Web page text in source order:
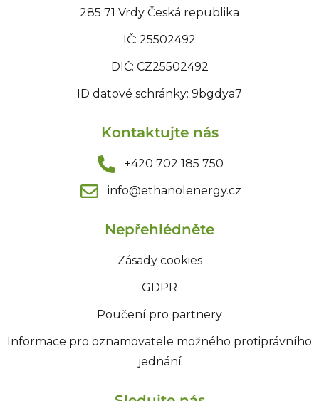
285 71 Vrdy Česká republika
IČ: 25502492
DIČ: CZ25502492
ID datové schránky: 9bgdya7
Kontaktujte nás
+420 702 185 750
info@ethanolenergy.cz​
Nepřehlédněte
Zásady cookies
GDPR
Poučení pro partnery
Informace pro oznamovatele možného protiprávního
jednání